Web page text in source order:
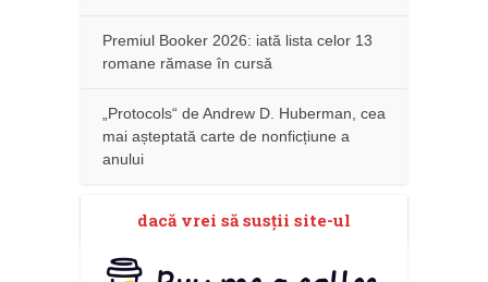
Premiul Booker 2026: iată lista celor 13
romane rămase în cursă
„Protocols“ de Andrew D. Huberman, cea
mai așteptată carte de nonficțiune a
anului
dacă vrei să susţii site-ul